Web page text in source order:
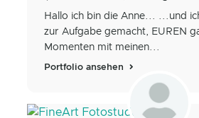
Hallo ich bin die Anne... ...und
zur Aufgabe gemacht, EUREN
Momenten mit meinen...
Portfolio ansehen